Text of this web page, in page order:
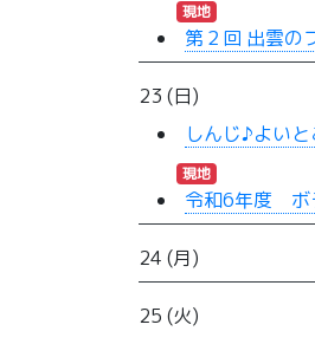
現地
第２回 出雲の
23 (日)
しんじ♪よい
現地
令和6年度 ボ
24 (月)
25 (火)